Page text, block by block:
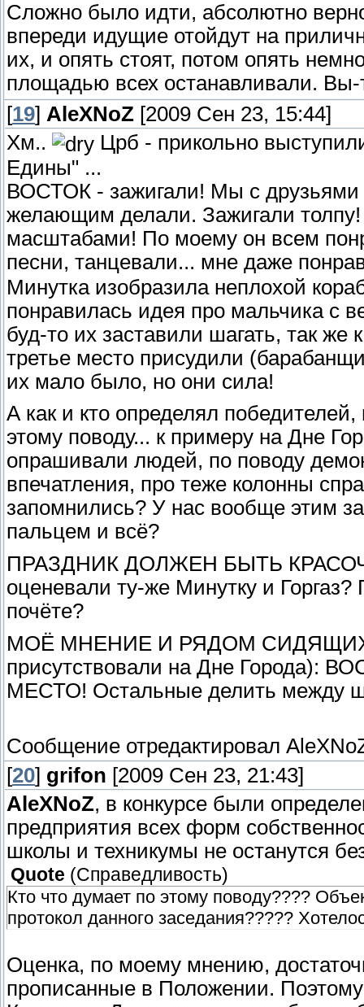
Сложно было идти, абсолютно
впереди идущие отойдут на
их, и опять стоят, потом опять
площадью всех останавливали.
[19] AleXNoZ [2009 Сен 23, 15:44]
Хм..
Црб - прикольно
Едины" ...
ВОСТОК - зажигали! Мы с друзьями
желающим делали. Зажигали
масштабами! По моему он всем
песни, танцевали... мне даже
Минутка изобразила неплохой
понравилась идея про мальчика с
буд-то их заставили шагать, так
третье место присудили
их мало было, но они сила!
А как и кто определял
этому поводу... к примеру на Дне
опрашивали людей, по поводу
впечатления, про теже колонны
запомнились? У нас вообще этим
пальцем и всё?
ПРАЗДНИК ДОЛЖЕН БЫТЬ
оценевали ту-же Минутку и
почёте?
МОЁ МНЕНИЕ И РЯДОМ СИДЯЩИХ
присутствовали на Дне
МЕСТО! Остальные делить между
Сообщение отредактировал
[20] grifon [2009 Сен 23, 21:43]
AleXNoZ, в конкурсе были
предприятия всех форм
школы и техникумы не останутся
Quote (Справедливость)
Кто что думает по этому поводу????
протокол данного заседания?????
Оценка, по моему мнению,
прописанные в Положении.